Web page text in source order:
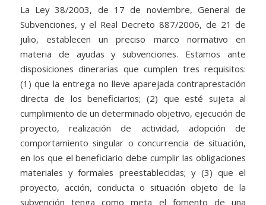
La Ley 38/2003, de 17 de noviembre, General de
Subvenciones, y el Real Decreto 887/2006, de 21 de
julio, establecen un preciso marco normativo en
materia de ayudas y subvenciones. Estamos ante
disposiciones dinerarias que cumplen tres requisitos:
(1) que la entrega no lleve aparejada contraprestación
directa de los beneficiarios; (2) que esté sujeta al
cumplimiento de un determinado objetivo, ejecución de
proyecto, realización de actividad, adopción de
comportamiento singular o concurrencia de situación,
en los que el beneficiario debe cumplir las obligaciones
materiales y formales preestablecidas; y (3) que el
proyecto, acción, conducta o situación objeto de la
subvención tenga como meta el fomento de una